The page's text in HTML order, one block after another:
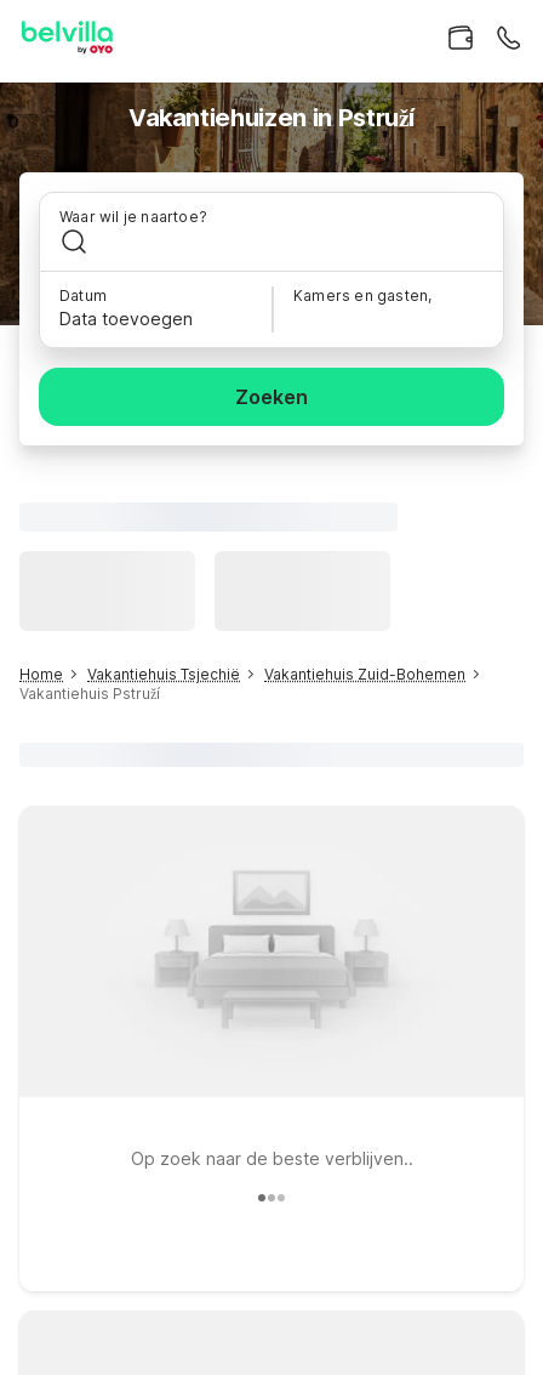
Vakantiehuizen in Pstruží
Waar wil je naartoe?
Datum
Data toevoegen
Kamers en gasten,
Zoeken
Home Vakantiehuis Tsjechië
Vakantiehuis Zuid-Bohemen
Vakantiehuis Pstruží
Op zoek naar de beste verblijven..